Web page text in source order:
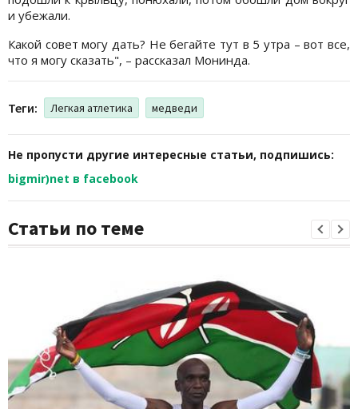
и убежали.
Какой совет могу дать? Не бегайте тут в 5 утра – вот все,
что я могу сказать", – рассказал Монинда.
Теги: Легкая атлетика медведи
Не пропусти другие интересные статьи, подпишись:
bigmir)net в facebook
Статьи по теме